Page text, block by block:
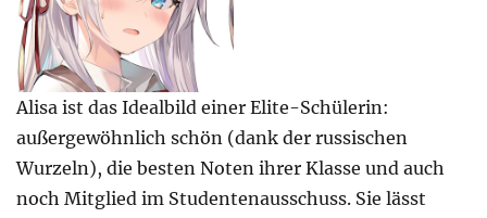
Alisa ist das Idealbild einer Elite-Schülerin:
außergewöhnlich schön (dank der russischen
Wurzeln), die besten Noten ihrer Klasse und auch
noch Mitglied im Studentenausschuss. Sie lässt